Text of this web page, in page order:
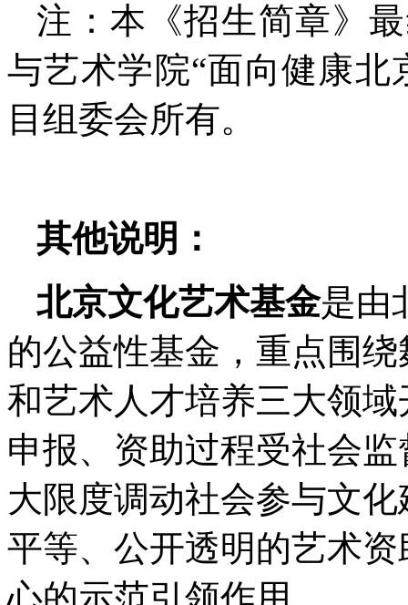
注：本《招生简章》
与艺术学院“面向健康
目组委会所有。
其他说明：
北京文化艺术基金是由
的公益性基金，重点围
和艺术人才培养三大领
申报、资助过程受社会
大限度调动社会参与文
平等、公开透明的艺术